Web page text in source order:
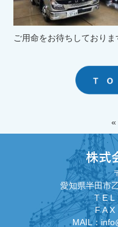
ご用命をお待ちしておりま
«
愛知県半田市
T E L
F A
MAIL：